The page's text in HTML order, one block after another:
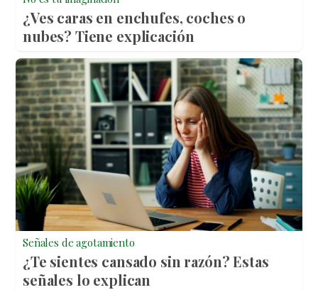
¿Ves caras en enchufes, coches o
nubes? Tiene explicación
Señales de agotamiento
¿Te sientes cansado sin razón? Estas
señales lo explican